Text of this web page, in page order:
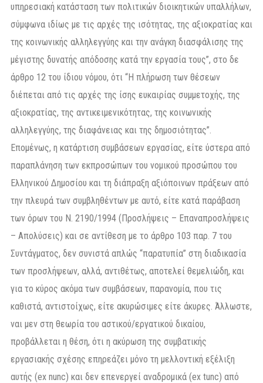
υπηρεσιακή κατάσταση των πολιτικών διοικητικών υπαλλήλων,
σύμφωνα ιδίως με τις αρχές της ισότητας, της αξιοκρατίας και
της κοινωνικής αλληλεγγύης και την ανάγκη διασφάλισης της
μέγιστης δυνατής απόδοσης κατά την εργασία τους”, στο δε
άρθρο 12 του ίδιου νόμου, ότι “Η πλήρωση των θέσεων
διέπεται από τις αρχές της ίσης ευκαιρίας συμμετοχής, της
αξιοκρατίας, της αντικειμενικότητας, της κοινωνικής
αλληλεγγύης, της διαφάνειας και της δημοσιότητας”.
Επομένως, η κατάρτιση συμβάσεων εργασίας, είτε ύστερα από
παραπλάνηση των εκπροσώπων του νομικού προσώπου του
Ελληνικού Δημοσίου και τη διάπραξη αξιόποινων πράξεων από
την πλευρά των συμβληθέντων με αυτό, είτε κατά παράβαση
των όρων του Ν. 2190/1994 (Προσλήψεις – Επαναπροσλήψεις
– Απολύσεις) και σε αντίθεση με το άρθρο 103 παρ. 7 του
Συντάγματος, δεν συνιστά απλώς “παρατυπία” στη διαδικασία
των προσλήψεων, αλλά, αντιθέτως, αποτελεί θεμελιώδη, και
για το κύρος ακόμα των συμβάσεων, παρανομία, που τις
καθιστά, αντιστοίχως, είτε ακυρώσιμες είτε άκυρες. Άλλωστε,
ναι μεν στη θεωρία του αστικού/εργατικού δικαίου,
προβάλλεται η θέση, ότι η ακύρωση της συμβατικής
εργασιακής σχέσης επηρεάζει μόνο τη μελλοντική εξέλιξη
αυτής (ex nunc) και δεν επενεργεί αναδρομικά (ex tunc) από